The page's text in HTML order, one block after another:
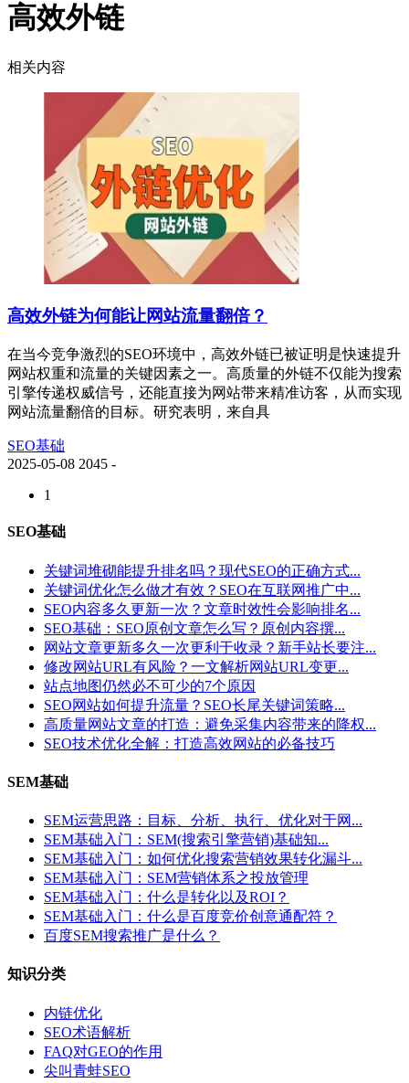
高效外链
相关内容
高效外链为何能让网站流量翻倍？
在当今竞争激烈的SEO环境中，高效外链已被证明是快速提升
网站权重和流量的关键因素之一。高质量的外链不仅能为搜索
引擎传递权威信号，还能直接为网站带来精准访客，从而实现
网站流量翻倍的目标。研究表明，来自具
SEO基础
2025-05-08 2045 -
1
SEO基础
关键词堆砌能提升排名吗？现代SEO的正确方式...
关键词优化怎么做才有效？SEO在互联网推广中...
SEO内容多久更新一次？文章时效性会影响排名...
SEO基础：SEO原创文章怎么写？原创内容撰...
网站文章更新多久一次更利于收录？新手站长要注...
修改网站URL有风险？一文解析网站URL变更...
站点地图仍然必不可少的7个原因
SEO网站如何提升流量？SEO长尾关键词策略...
高质量网站文章的打造：避免采集内容带来的降权...
SEO技术优化全解：打造高效网站的必备技巧
SEM基础
SEM运营思路：目标、分析、执行、优化对于网...
SEM基础入门：SEM(搜索引擎营销)基础知...
SEM基础入门：如何优化搜索营销效果转化漏斗...
SEM基础入门：SEM营销体系之投放管理
SEM基础入门：什么是转化以及ROI？
SEM基础入门：什么是百度竞价创意通配符？
百度SEM搜索推广是什么？
知识分类
内链优化
SEO术语解析
FAQ对GEO的作用
尖叫青蛙SEO